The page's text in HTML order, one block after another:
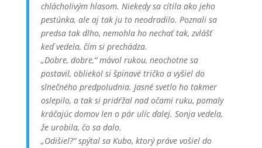
chlácholivým hlasom. Niekedy sa cítila ako jeho
pestúnka, ale aj tak ju to neodradilo. Poznali sa
predsa tak dlho, nemohla ho nechať tak, zvlášť
keď vedela, čím si prechádza.
„Dobre, dobre,“ mávol rukou, neochotne sa
postavil, obliekol si špinavé tričko a vyšiel do
slnečného predpoludnia. Jasné svetlo ho takmer
oslepilo, a tak si pridŕžal nad očami ruku, pomaly
kráčajúc domov len o pár ulíc ďalej. Sonja vedela,
že urobila, čo sa dalo.
„Odišiel?“ spýtal sa Kubo, ktorý práve vošiel do